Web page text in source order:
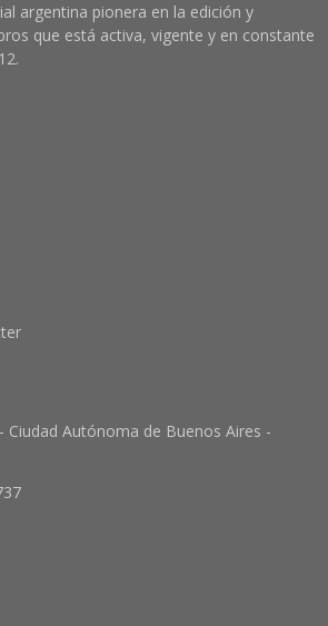
argentina pionera en la edición y
que está activa, vigente y en constante
Ciudad Autónoma de Buenos Aires -